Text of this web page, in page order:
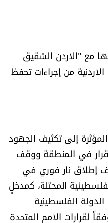
مع "الاردن الشقيق
من إجراءات تحفظ
إلى تكثيف الجهود
في المنطقة ووقف
إطلاق نار فوري في
المحتلة، كمدخلٍ
الفلسطينية
لقرارات الامم المتحدة